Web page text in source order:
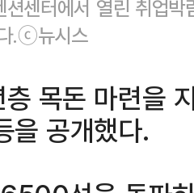
션센터에서 열린 취업
.ⓒ뉴시스
목돈 마련을
을 공개했다.